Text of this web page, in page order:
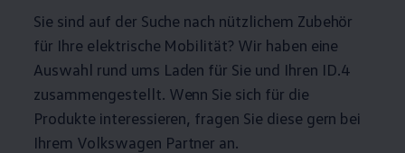
Sie sind auf der Suche nach nützlichem Zubehör
für Ihre elektrische Mobilität? Wir haben eine
Auswahl rund ums Laden für Sie und Ihren ID.4
zusammengestellt. Wenn Sie sich für die
Produkte interessieren, fragen Sie diese gern bei
Ihrem Volkswagen Partner an.